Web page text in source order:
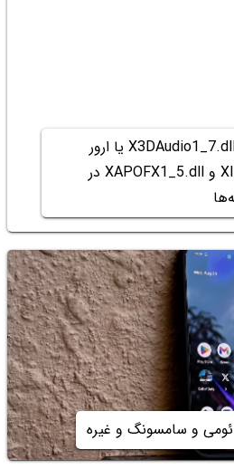
روش رفع ارور X3DAudio1_7.dll یا ارور
XINPUT1_3.dll و XAPOFX1_5.dll در
و سامسونگ و غیره